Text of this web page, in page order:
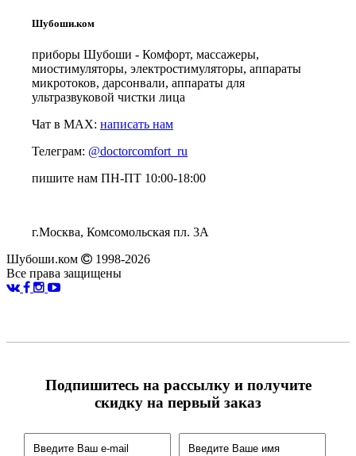
Шубоши.ком
приборы Шубоши - Комфорт, массажеры,
миостимуляторы, электростимуляторы, аппараты
микротоков, дарсонвали, аппараты для
ультразвуковой чистки лица
Чат в MAX: написать нам
Телеграм: @doctorcomfort_ru
пишите нам ПН-ПТ 10:00-18:00
г.Москва, Комсомольская пл. 3А
Шубоши.ком
1998-2026
Все права защищены
Подпишитесь на рассылку и получите
скидку на первый заказ